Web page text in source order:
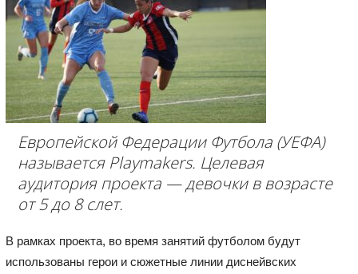
Европейской Федерации Футбола (УЕФА)
называется Playmakers. Целевая
аудитория проекта — девочки в возрасте
от 5 до 8 слет.
В рамках проекта, во время занятий футболом будут
использованы герои и сюжетные линии диснейвских